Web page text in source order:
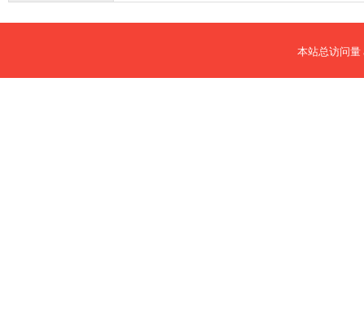
本站总访问量